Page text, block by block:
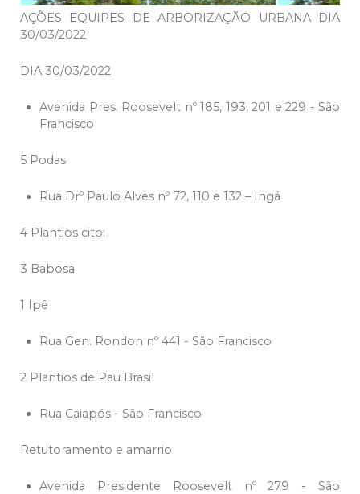
AÇÕES EQUIPES DE ARBORIZAÇÃO URBANA DIA
30/03/2022
DIA 30/03/2022
Avenida Pres. Roosevelt nº 185, 193, 201 e 229 - São
Francisco
5 Podas
Rua Drº Paulo Alves nº 72, 110 e 132 – Ingá
4 Plantios cito:
3 Babosa
1 Ipê
Rua Gen. Rondon nº 441 - São Francisco
2 Plantios de Pau Brasil
Rua Caiapós - São Francisco
Retutoramento e amarrio
Avenida Presidente Roosevelt nº 279 - São